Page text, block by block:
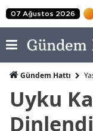
07 Ağustos 2026
Gündem Hattı
Uyku